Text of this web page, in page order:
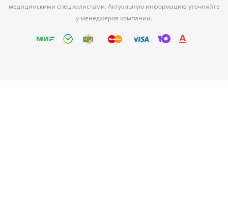
медицинскими специалистами. Актуальную информацию уточняйте
у менеджеров компании.